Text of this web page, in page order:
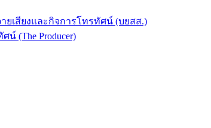
เสียงและกิจการโทรทัศน์ (บยสส.)
(The Producer)